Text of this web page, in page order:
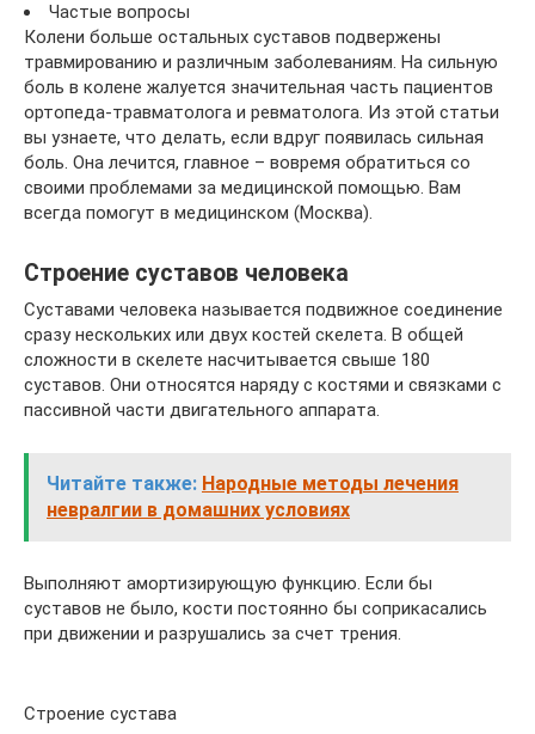
Частые вопросы
Колени больше остальных суставов подвержены
травмированию и различным заболеваниям. На сильную
боль в колене жалуется значительная часть пациентов
ортопеда-травматолога и ревматолога. Из этой статьи
вы узнаете, что делать, если вдруг появилась сильная
боль. Она лечится, главное – вовремя обратиться со
своими проблемами за медицинской помощью. Вам
всегда помогут в медицинском (Москва).
Строение суставов человека
Суставами человека называется подвижное соединение
сразу нескольких или двух костей скелета. В общей
сложности в скелете насчитывается свыше 180
суставов. Они относятся наряду с костями и связками с
пассивной части двигательного аппарата.
Читайте также: Народные методы лечения
невралгии в домашних условиях
Выполняют амортизирующую функцию. Если бы
суставов не было, кости постоянно бы соприкасались
при движении и разрушались за счет трения.
Строение сустава